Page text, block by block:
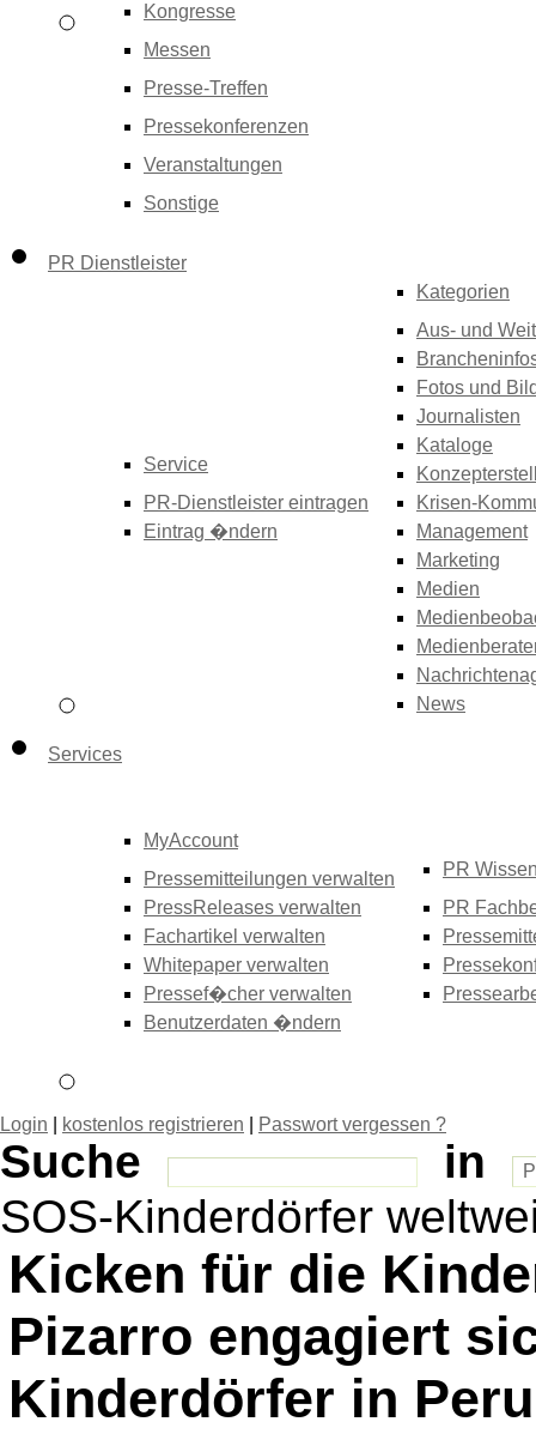
Kongresse
Messen
Presse-Treffen
Pressekonferenzen
Veranstaltungen
Sonstige
PR Dienstleister
Service
PR-Dienstleister eintragen
Eintrag �ndern
Kategorien
Aus- und
Fotos und
Journalisten
Kataloge
Krisen-
Management
Marketing
Medien
News
Services
MyAccount
Pressemitteilungen verwalten
PressReleases verwalten
Fachartikel verwalten
Whitepaper verwalten
Pressef�cher verwalten
Benutzerdaten �ndern
PR
PR
Login kostenlos registrieren Passwort vergessen ?
Suche
in
SOS-Kinderdörfer
Kicken für die
Pizarro engagiert
Kinderdörfer in Peru